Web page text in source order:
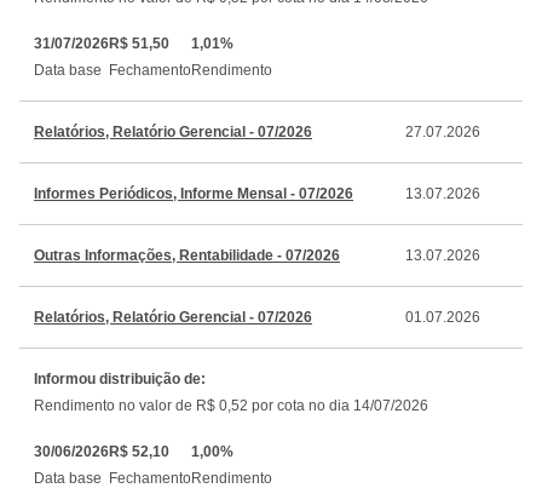
31/07/2026
Data base
R$ 51,50
Fechamento
1,01%
Rendimento
Relatórios, Relatório Gerencial - 07/2026 27.07.2026
Informes Periódicos, Informe Mensal - 07/2026 13.07.2026
Outras Informações, Rentabilidade - 07/2026 13.07.2026
Relatórios, Relatório Gerencial - 07/2026 01.07.2026
Informou distribuição de:
Rendimento no valor de R$ 0,52 por cota no dia 14/07/2026
30/06/2026
Data base
R$ 52,10
Fechamento
1,00%
Rendimento